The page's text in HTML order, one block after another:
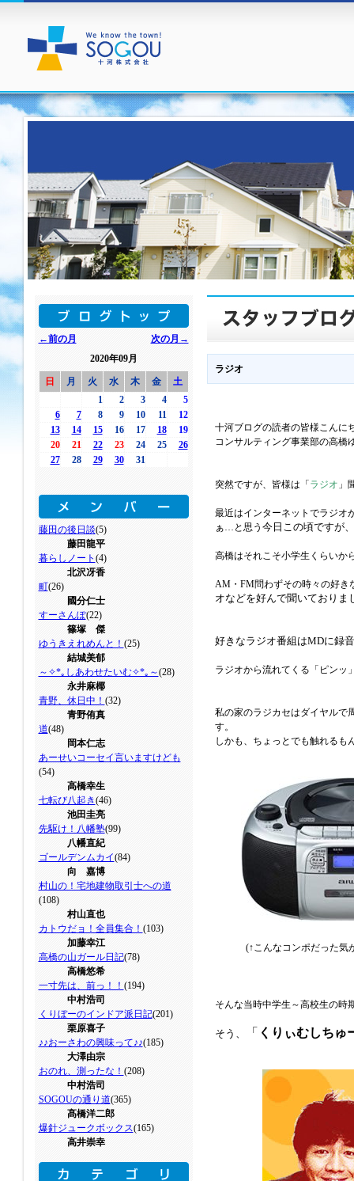
←前の月
次の月→
2020年09月
日 月 火 水 木 金
土
1
2 3 4
5
6
7 8 9 10 11
12
13
14 15 16 17 18
19
20
21 22 23 24 25
26
27
28 29 30 31
藤田の後日談(5)
藤田龍平
暮らしノート (4)
北沢冴香
町(26)
國分仁士
すーさんぽ(22)
篠塚 傑
ゆうきえれめんと！ (25)
結城美郁
～✧*｡しあわせたいむ✧*｡～(28)
永井麻椰
青野、休日中！ (32)
青野侑真
道(48)
岡本仁志
あーせいコーセイ言いますけども
(54)
高橋幸生
七転び八起き(46)
池田圭亮
先駆け！八幡塾(99)
八幡直紀
ゴールデンムカイ(84)
向 嘉博
村山の！宅地建物取引士への道
(108)
村山直也
カトウだョ！全員集合！ (103)
加藤幸江
高橋の山ガール日記(78)
高橋悠希
一寸先は、前っ！！ (194)
中村浩司
くりぼーのインドア派日記(201)
栗原喜子
♪♪おーさわの興味って♪♪(185)
大澤由宗
おのれ、測ったな！ (208)
中村浩司
SOGOUの通り道(365)
髙橋洋二郎
爆針ジュークボックス(165)
高井崇幸
ラジオ
十河ブログの読者の皆様こんに
コンサルティング事業部の高橋
突然ですが、皆様は「 ラジオ 」
最近はインターネットでラジオ
ぁ…と思う 今日この頃ですが、
高橋はそれこそ小学生くらいか
AM・FM問わずその時々の好き
オなどを好んで聞いておりま
好きなラジオ番組はMDに録
ラジオから流れてくる「ピンッ
私の家のラジカセはダイヤルで
す。
しかも、ちょっとでも触れるも
(↑こんなコンポだった気
そんな当時中学生～高校生の時
そう、 「 くりぃむしちゅ